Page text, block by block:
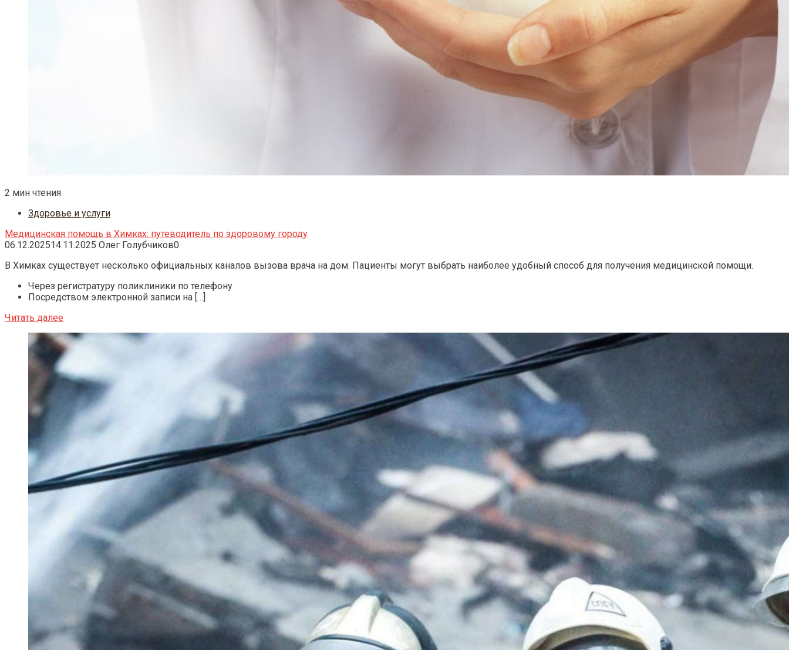
2 мин чтения
Здоровье и услуги
Медицинская помощь в Химках: путеводитель по здоровому городу
06.12.202514.11.2025 Олег Голубчиков0
В Химках существует несколько официальных каналов вызова врача на дом. Пациенты могут выбрать наиболее удобный способ для получения медицинской помощи.
Через регистратуру поликлиники по телефону
Посредством электронной записи на […]
Читать далее